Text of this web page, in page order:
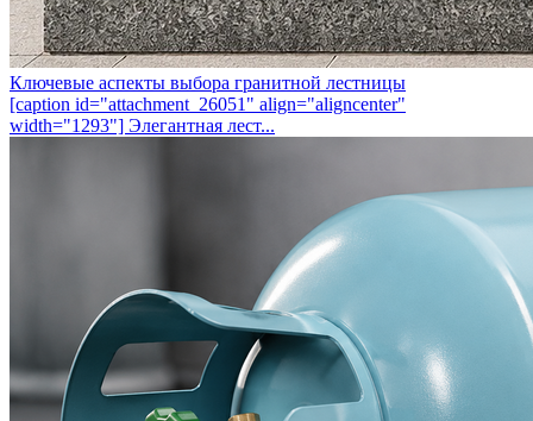
Ключевые аспекты выбора гранитной лестницы
[caption id="attachment_26051" align="aligncenter"
width="1293"] Элегантная лест...